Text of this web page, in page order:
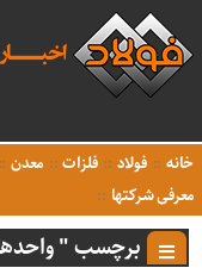
خانه فولاد فلزات معدن
معرفی شرکتها
برچسب "